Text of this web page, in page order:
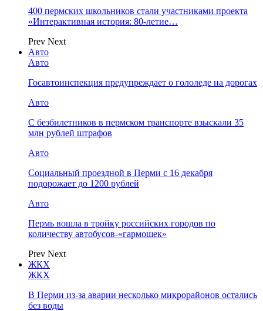
400 пермских школьников стали участниками проекта
«Интерактивная история: 80-летие…
Prev Next
Авто
Авто
Госавтоинспекция предупреждает о гололеде на дорогах
Авто
С безбилетников в пермском транспорте взыскали 35
млн рублей штрафов
Авто
Социальный проездной в Перми с 16 декабря
подорожает до 1200 рублей
Авто
Пермь вошла в тройку российских городов по
количеству автобусов-«гармошек»
Prev Next
ЖКХ
ЖКХ
В Перми из-за аварии несколько микрорайонов остались
без воды